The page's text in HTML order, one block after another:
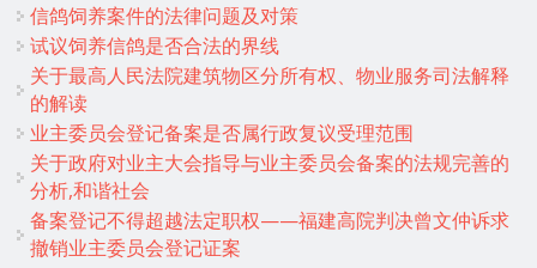
信鸽饲养案件的法律问题及对策
试议饲养信鸽是否合法的界线
关于最高人民法院建筑物区分所有权、物业服务司法解释
的解读
业主委员会登记备案是否属行政复议受理范围
关于政府对业主大会指导与业主委员会备案的法规完善的
分析,和谐社会
备案登记不得超越法定职权——福建高院判决曾文仲诉求
撤销业主委员会登记证案